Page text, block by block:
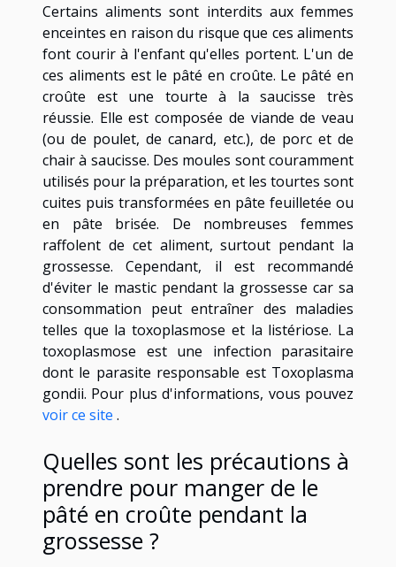
Certains aliments sont interdits aux femmes
enceintes en raison du risque que ces aliments
font courir à l'enfant qu'elles portent. L'un de
ces aliments est le pâté en croûte. Le pâté en
croûte est une tourte à la saucisse très
réussie. Elle est composée de viande de veau
(ou de poulet, de canard, etc.), de porc et de
chair à saucisse. Des moules sont couramment
utilisés pour la préparation, et les tourtes sont
cuites puis transformées en pâte feuilletée ou
en pâte brisée. De nombreuses femmes
raffolent de cet aliment, surtout pendant la
grossesse. Cependant, il est recommandé
d'éviter le mastic pendant la grossesse car sa
consommation peut entraîner des maladies
telles que la toxoplasmose et la listériose. La
toxoplasmose est une infection parasitaire
dont le parasite responsable est Toxoplasma
gondii. Pour plus d'informations, vous pouvez
voir ce site .
Quelles sont les précautions à
prendre pour manger de le
pâté en croûte pendant la
grossesse ?